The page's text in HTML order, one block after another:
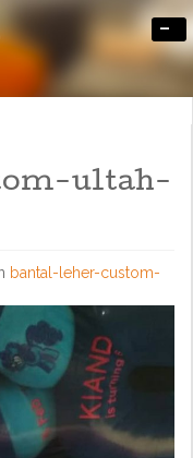
-
ultah-
bantal-leher-custom-